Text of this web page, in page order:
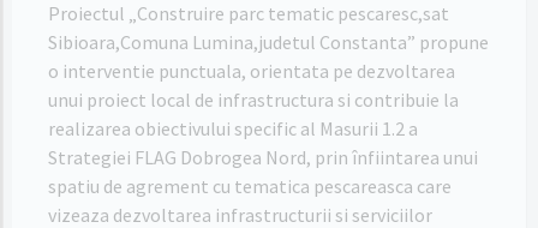
Proiectul „Construire parc tematic pescaresc,sat
Sibioara,Comuna Lumina,judetul Constanta” propune
o interventie punctuala, orientata pe dezvoltarea
unui proiect local de infrastructura si contribuie la
realizarea obiectivului specific al Masurii 1.2 a
Strategiei FLAG Dobrogea Nord, prin înfiintarea unui
spatiu de agrement cu tematica pescareasca care
vizeaza dezvoltarea infrastructurii si serviciilor